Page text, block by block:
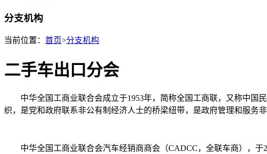
分支机构
当前位置： 首页>分支机构
二手车出口分会
中华全国工商业联合会成立于1953年，简称全国工商联，又称中国
织，是党和政府联系非公有制经济人士的桥梁纽带，是政府管理和服务非
中华全国工商业联合会汽车经销商商会（CADCC，全联车商），